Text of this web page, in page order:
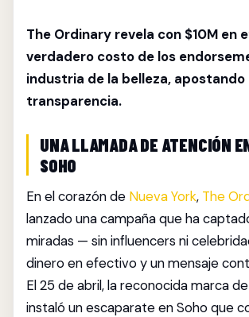
The Ordinary revela con $10M en
verdadero costo de los
industria de la belleza, apostando
transparencia.
UNA LLAMADA DE ATENCIÓN
SOHO
En el corazón de Nueva York, The
lanzado una campaña que ha
miradas — sin influencers ni
dinero en efectivo y un mensaje
El 25 de abril, la reconocida marca
instaló un escaparate en Soho que